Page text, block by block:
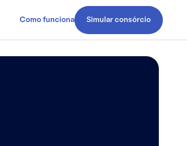
Como funciona Simular consórcio